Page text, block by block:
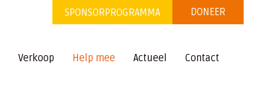
SPONSORPROGRAMMA DONEER
Verkoop Help mee Actueel Contact